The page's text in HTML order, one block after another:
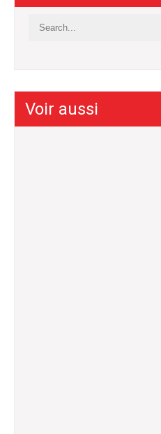
Voir aussi